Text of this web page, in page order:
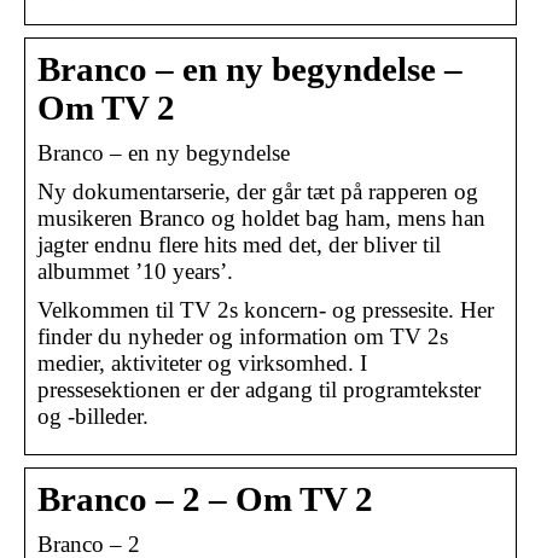
Branco – en ny begyndelse –
Om TV 2
Branco – en ny begyndelse
Ny dokumentarserie, der går tæt på rapperen og
musikeren Branco og holdet bag ham, mens han
jagter endnu flere hits med det, der bliver til
albummet ’10 years’.
Velkommen til TV 2s koncern- og pressesite. Her
finder du nyheder og information om TV 2s
medier, aktiviteter og virksomhed. I
pressesektionen er der adgang til programtekster
og -billeder.
Branco – 2 – Om TV 2
Branco – 2